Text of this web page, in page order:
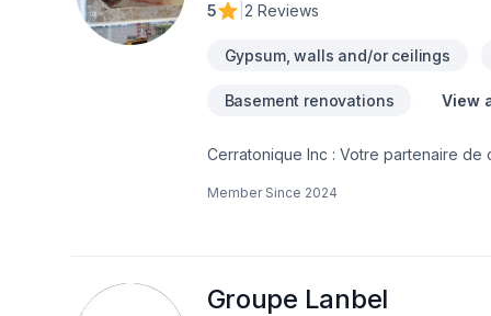
5
2 Reviews
Gypsum, walls and/or ceilings
Basement renovations View
Cerratonique Inc : Votre partenaire
haut de gamme à la finition intérieure
Member Since 2024
Groupe Lanbel